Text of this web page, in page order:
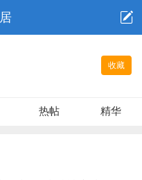
收藏
热帖 精华